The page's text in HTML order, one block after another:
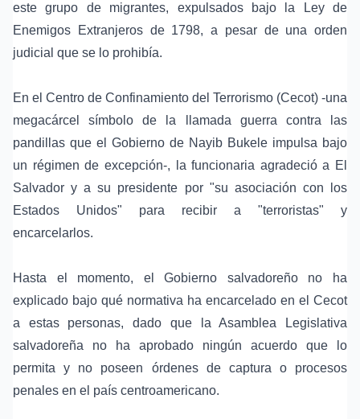
este grupo de migrantes, expulsados bajo la Ley de
Enemigos Extranjeros de 1798, a pesar de una orden
judicial que se lo prohibía.
En el Centro de Confinamiento del Terrorismo (Cecot) -una
megacárcel símbolo de la llamada guerra contra las
pandillas que el Gobierno de Nayib Bukele impulsa bajo
un régimen de excepción-, la funcionaria agradeció a El
Salvador y a su presidente por "su asociación con los
Estados Unidos" para recibir a "terroristas" y
encarcelarlos.
Hasta el momento, el Gobierno salvadoreño no ha
explicado bajo qué normativa ha encarcelado en el Cecot
a estas personas, dado que la Asamblea Legislativa
salvadoreña no ha aprobado ningún acuerdo que lo
permita y no poseen órdenes de captura o procesos
penales en el país centroamericano.